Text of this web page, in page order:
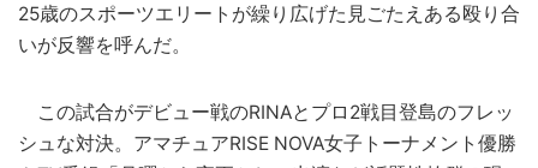
25歳のスポーツエリートが繰り広げた見ごたえある殴り合
いが反響を呼んだ。
この試合がデビュー戦のRINAとプロ2戦目登島のフレッ
シュな対決。アマチュアRISE NOVA女子トーナメント優勝